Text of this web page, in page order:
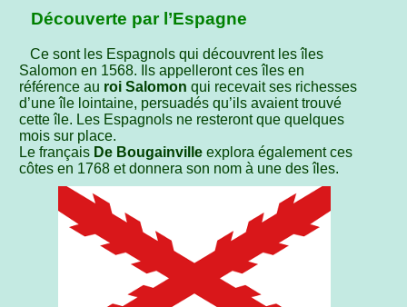
Découverte par l’Espagne
Ce sont les Espagnols qui découvrent les îles
Salomon en 1568. Ils appelleront ces îles en
référence au roi Salomon qui recevait ses richesses
d’une île lointaine, persuadés qu’ils avaient trouvé
cette île. Les Espagnols ne resteront que quelques
mois sur place.
Le français De Bougainville explora également ces
côtes en 1768 et donnera son nom à une des îles.